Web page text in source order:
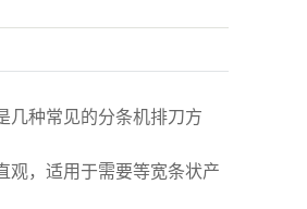
几种常见的分条机排刀方
，适用于需要等宽条状产